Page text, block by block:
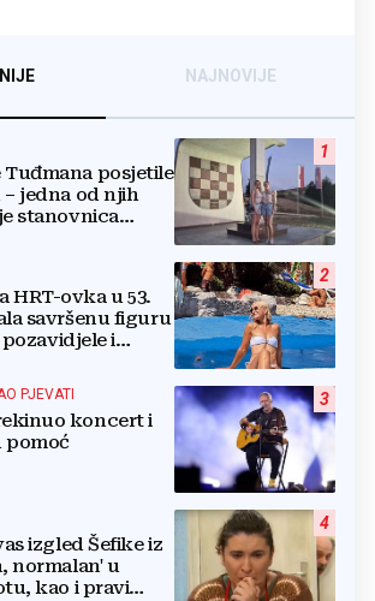
NAJNOVIJE
1
posjetile
jedna od njih
stanovnica
2
HRT-ovka u 53.
savršenu figuru
i
3
PJEVATI
koncert i
pomoć
4
izgled Šefike iz
normalan' u
kao i pravi